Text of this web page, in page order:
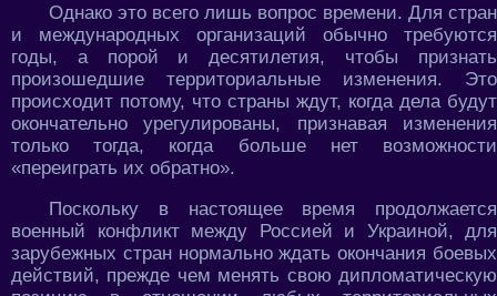
Однако это всего лишь вопрос времени. Для стран
и международных организаций обычно требуются
годы, а порой и десятилетия, чтобы признать
произошедшие территориальные изменения. Это
происходит потому, что страны ждут, когда дела будут
окончательно урегулированы, признавая изменения
только тогда, когда больше нет возможности
«переиграть их обратно».
Поскольку в настоящее время продолжается
военный конфликт между Россией и Украиной, для
зарубежных стран нормально ждать окончания боевых
действий, прежде чем менять свою дипломатическую